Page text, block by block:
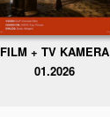
FILM + TV KAMERA
01.2026